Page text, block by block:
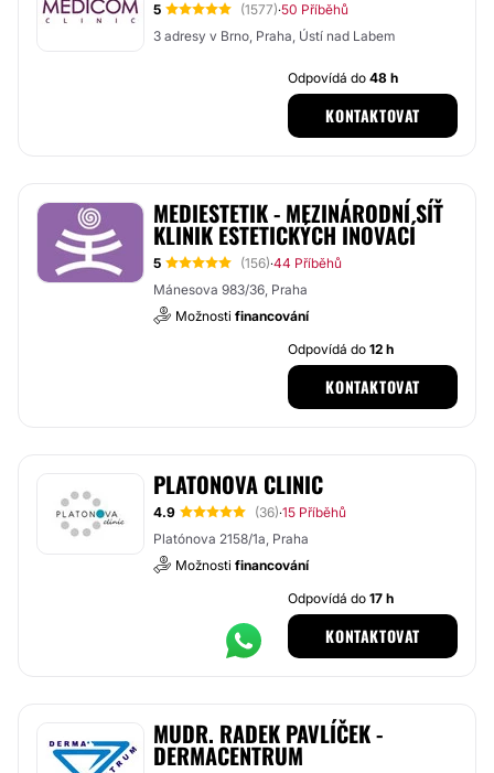
5 (1577)·50 Příběhů
3 adresy v Brno, Praha, Ústí nad Labem
Odpovídá do48 h
KONTAKTOVAT
MEDIESTETIK - MEZINÁRODNÍ SÍŤ
KLINIK ESTETICKÝCH INOVACÍ
5 (156)·44 Příběhů
Mánesova 983/36, Praha
Možnosti financování
Odpovídá do12 h
KONTAKTOVAT
PLATONOVA CLINIC
4.9 (36)·15 Příběhů
Platónova 2158/1a, Praha
Možnosti financování
Odpovídá do17 h
KONTAKTOVAT
MUDR. RADEK PAVLÍČEK -
DERMACENTRUM